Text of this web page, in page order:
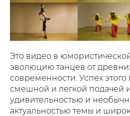
Это видео в
эволюцию танцев от
современности. Успех
смешной и легкой подачей
удивительностью и
актуальностью темы и